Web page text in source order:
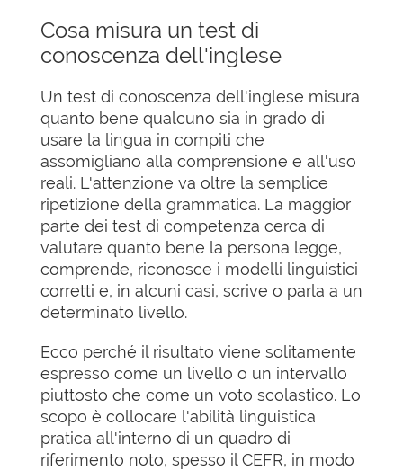
Cosa misura un test di
conoscenza dell'inglese
Un test di conoscenza dell'inglese misura
quanto bene qualcuno sia in grado di
usare la lingua in compiti che
assomigliano alla comprensione e all'uso
reali. L'attenzione va oltre la semplice
ripetizione della grammatica. La maggior
parte dei test di competenza cerca di
valutare quanto bene la persona legge,
comprende, riconosce i modelli linguistici
corretti e, in alcuni casi, scrive o parla a un
determinato livello.
Ecco perché il risultato viene solitamente
espresso come un livello o un intervallo
piuttosto che come un voto scolastico. Lo
scopo è collocare l'abilità linguistica
pratica all'interno di un quadro di
riferimento noto, spesso il CEFR, in modo